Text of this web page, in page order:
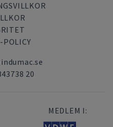
POLICY
20
MEDLEM I: